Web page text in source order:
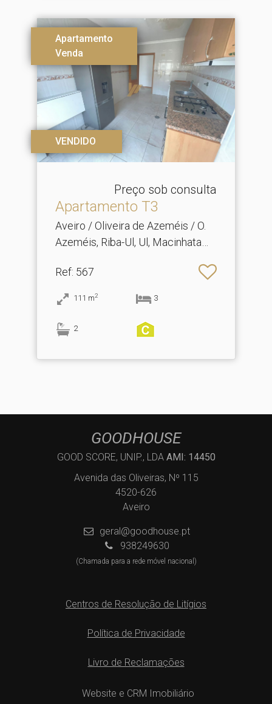
Apartamento
Venda
VENDIDO
Preço sob consulta
Apartamento T3
Aveiro / Oliveira de Azeméis / O.
Azeméis, Riba-Ul, Ul, Macinhata
Ref: 567
111 m2 3
2
GOODHOUSE
GOOD SCORE, UNIP., LDA AMI: 14450
Avenida das Oliveiras, Nº 115
4520-626
Aveiro
geral@goodhouse.pt
938249630
(Chamada para a rede móvel nacional)
Centros de Resolução de Litígios
Política de Privacidade
Livro de Reclamações
Website e CRM Imobiliário